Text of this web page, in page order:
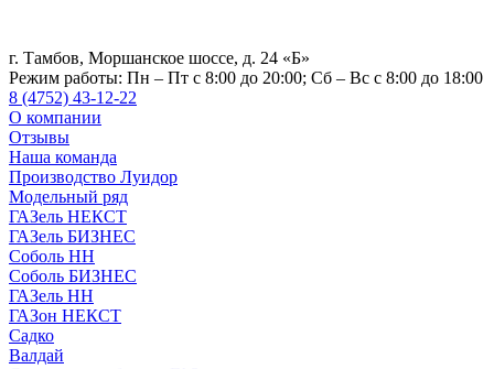
г. Тамбов, Моршанское шоссе, д. 24 «Б»
Режим работы: Пн – Пт с 8:00 до 20:00; Сб – Вс с 8:00 до 18:00
8 (4752) 43-12-22
О компании
Отзывы
Наша команда
Производство Луидор
Модельный ряд
ГАЗель НЕКСТ
ГАЗель БИЗНЕС
Соболь НН
Соболь БИЗНЕС
ГАЗель НН
ГАЗон НЕКСТ
Садко
Валдай